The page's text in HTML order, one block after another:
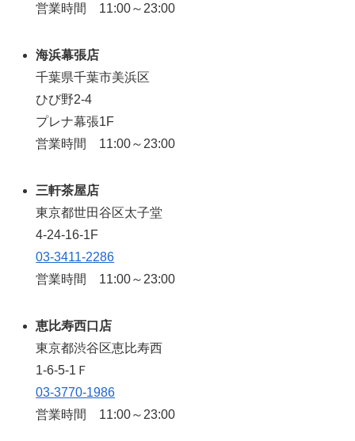
営業時間 11:00～23:00
海浜幕張店
千葉県千葉市美浜区
ひび野2-4
プレナ幕張1F
営業時間 11:00～23:00
三軒茶屋店
東京都世田谷区太子堂
4-24-16-1F
03-3411-2286
営業時間 11:00～23:00
恵比寿西口店
東京都渋谷区恵比寿西
1-6-5-1Ｆ
03-3770-1986
営業時間 11:00～23:00